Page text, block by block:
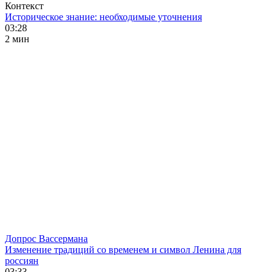
Контекст
Историческое знание: необходимые уточнения
03:28
2 мин
Допрос Вассермана
Изменение традиций со временем и символ Ленина для
россиян